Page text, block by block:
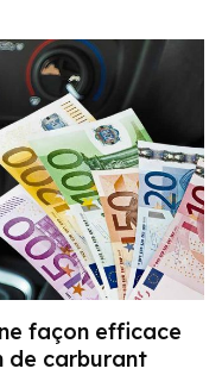
façon efficace
de carburant